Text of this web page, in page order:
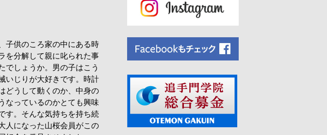
退職OB／OG
子供のころ家の中にある時
を分解して親に叱られた事
でしょうか。男の子はこう
いじりが大好きです。時計
どうして動くのか、中身の
なっているのかとても興味
す。そんな気持ちを持ち続
人になった山桜会員がこの